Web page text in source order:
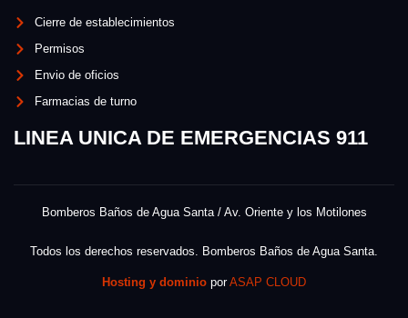
Cierre de establecimientos
Permisos
Envio de oficios
Farmacias de turno
LINEA UNICA DE EMERGENCIAS 911
Bomberos Baños de Agua Santa / Av. Oriente y los Motilones
Todos los derechos reservados. Bomberos Baños de Agua Santa.
Hosting y dominio porASAP CLOUD